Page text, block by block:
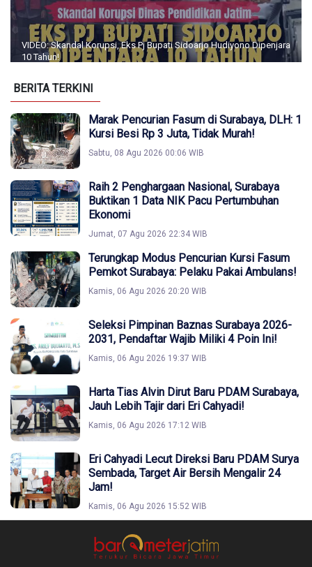
VIDEO: Skandal Korupsi, Eks Pj Bupati Sidoarjo Hudiyono Dipenjara
10 Tahun!
BERITA TERKINI
Marak Pencurian Fasum di Surabaya, DLH: 1
Kursi Besi Rp 3 Juta, Tidak Murah!
Sabtu, 08 Agu 2026 00:06 WIB
Raih 2 Penghargaan Nasional, Surabaya
Buktikan 1 Data NIK Pacu Pertumbuhan
Ekonomi
Jumat, 07 Agu 2026 22:34 WIB
Terungkap Modus Pencurian Kursi Fasum
Pemkot Surabaya: Pelaku Pakai Ambulans!
Kamis, 06 Agu 2026 20:20 WIB
Seleksi Pimpinan Baznas Surabaya 2026-
2031, Pendaftar Wajib Miliki 4 Poin Ini!
Kamis, 06 Agu 2026 19:37 WIB
Harta Tias Alvin Dirut Baru PDAM Surabaya,
Jauh Lebih Tajir dari Eri Cahyadi!
Kamis, 06 Agu 2026 17:12 WIB
Eri Cahyadi Lecut Direksi Baru PDAM Surya
Sembada, Target Air Bersih Mengalir 24
Jam!
Kamis, 06 Agu 2026 15:52 WIB